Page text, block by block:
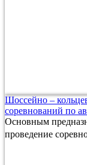
Шоссейно –
соревнований по
Основным
проведение